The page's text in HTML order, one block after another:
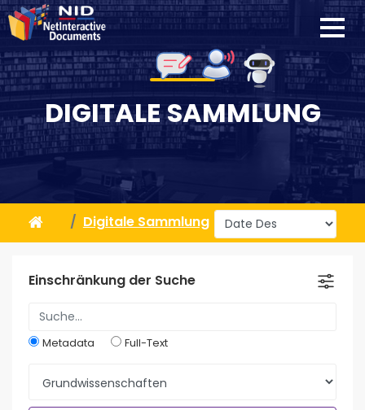
DIGITALE SAMMLUNG
Digitale Sammlung
Einschränkung der Suche
Metadata Full-Text